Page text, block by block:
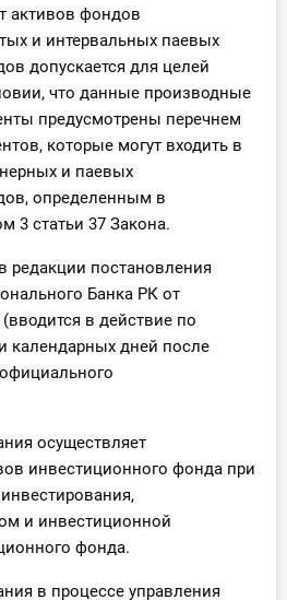
активов фондов
и интервальных паевых
допускается для целей
что данные производные
предусмотрены перечнем
которые могут входить в
и паевых
определенным в
3 статьи 37 Закона.
редакции постановления
Банка РК от
в действие по
календарных дней после
осуществляет
инвестиционного фонда при
и инвестиционной
фонда.
в процессе управления